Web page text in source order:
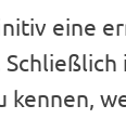
eine
kennen,